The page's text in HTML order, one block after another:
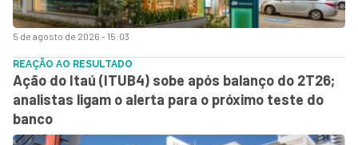
5 de agosto de 2026 - 15:03
REAÇÃO AO RESULTADO
Ação do Itaú (ITUB4) sobe após balanço do 2T26;
analistas ligam o alerta para o próximo teste do
banco